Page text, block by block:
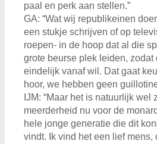
paal en perk aan stellen.”
GA: “Wat wij republikeinen
een stukje schrijven of op
roepen- in de hoop dat al die
grote beurse plek leiden, zodat
eindelijk vanaf wil. Dat gaat
hoor, we hebben geen
IJM: “Maar het is natuurlijk wel
meerderheid nu voor de
hele jonge generatie die dit
vindt. Ik vind het een lief mens,